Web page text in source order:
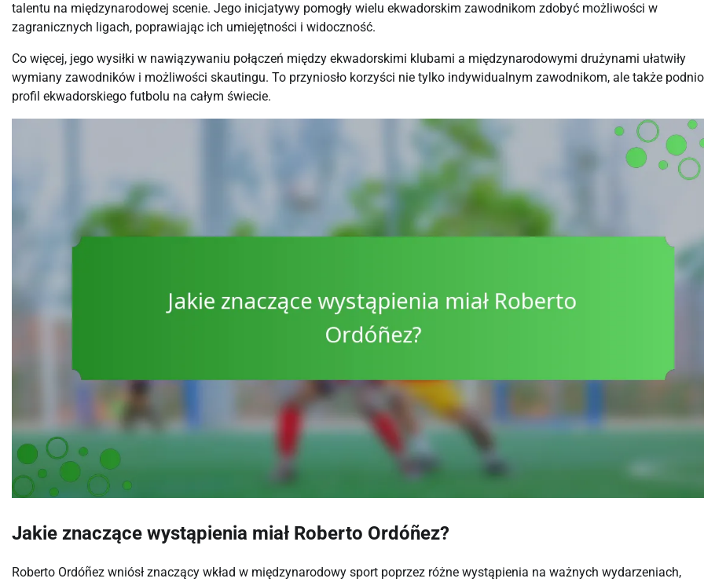
talentu na międzynarodowej scenie. Jego inicjatywy pomogły wielu ekwadorskim zawodnikom zdobyć możliwości w
zagranicznych ligach, poprawiając ich umiejętności i widoczność.
Co więcej, jego wysiłki w nawiązywaniu połączeń między ekwadorskimi klubami a międzynarodowymi drużynami ułatwiły
wymiany zawodników i możliwości skautingu. To przyniosło korzyści nie tylko indywidualnym zawodnikom, ale także
profil ekwadorskiego futbolu na całym świecie.
Jakie znaczące wystąpienia miał Roberto Ordóñez?
Roberto Ordóñez wniósł znaczący wkład w międzynarodowy sport poprzez różne wystąpienia na ważnych wydarzeniach,